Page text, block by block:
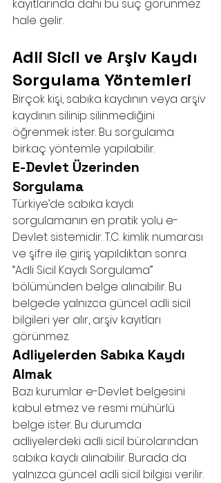
kayıtlarında dahi bu suç görünmez
hale gelir.
Adli Sicil ve Arşiv Kaydı
Sorgulama Yöntemleri
Birçok kişi, sabıka kaydının veya arşiv
kaydının silinip silinmediğini
öğrenmek ister. Bu sorgulama
birkaç yöntemle yapılabilir.
E-Devlet Üzerinden
Sorgulama
Türkiye’de sabıka kaydı
sorgulamanın en pratik yolu e-
Devlet sistemidir. T.C. kimlik numarası
ve şifre ile giriş yapıldıktan sonra
“Adli Sicil Kaydı Sorgulama”
bölümünden belge alınabilir. Bu
belgede yalnızca güncel adli sicil
bilgileri yer alır, arşiv kayıtları
görünmez.
Adliyelerden Sabıka Kaydı
Almak
Bazı kurumlar e-Devlet belgesini
kabul etmez ve resmi mühürlü
belge ister. Bu durumda
adliyelerdeki adli sicil bürolarından
sabıka kaydı alınabilir. Burada da
yalnızca güncel adli sicil bilgisi verilir.